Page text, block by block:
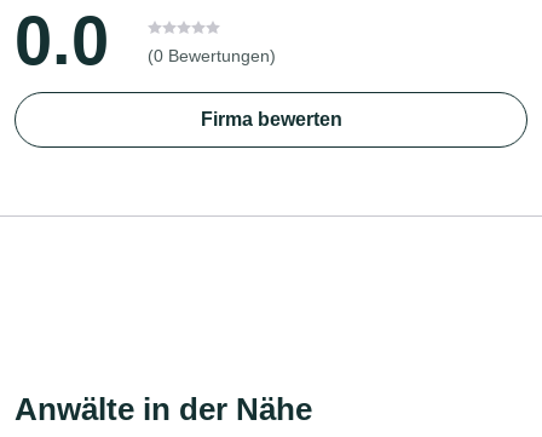
0.0 (0 Bewertungen)
Firma bewerten
Anwälte in der Nähe